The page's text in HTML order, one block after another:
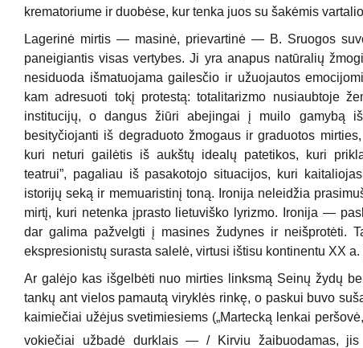
krematoriume ir duobėse, kur tenka juos su šakėmis
Lagerinė mirtis — masinė, prievartinė — B. Sruogos
paneigiantis visas vertybes. Ji yra anapus natūralių
nesiduoda išmatuojama gailesčio ir užuojautos
kam adresuoti tokį protestą: totalitarizmo nusiaubtoje
institucijų, o dangus žiūri abejingai į muilo gamybą
besityčiojanti iš degraduoto žmogaus ir graduotos
kuri neturi gailėtis iš aukštų idealų patetikos, kuri
teatrui”, pagaliau iš pasakotojo situacijos, kuri
istorijų seką ir memuaristinį toną. Ironija neleidžia
mirtį, kuri netenka įprasto lietuviško lyrizmo. Ironija —
dar galima pažvelgti į masines žudynes ir neišprotėti.
ekspresionistų surasta salelė, virtusi ištisu kontinentu XX
Ar galėjo kas išgelbėti nuo mirties linksmą Seinų žydų
tankų antvielos pamautą viryklės rinkę, o paskui buvo
kaimiečiai užėjus svetimiesiems („Martecką lenkai
vokiečiai užbadė durklais — / Kirviu žaibuodamas, jis